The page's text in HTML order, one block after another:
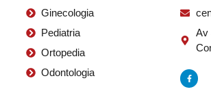
Ginecologia
Pediatria
Ortopedia
Odontologia
Av